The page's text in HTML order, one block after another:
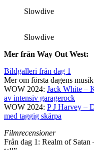
Slowdive
Slowdive
Mer från Way Out West:
Bildgalleri från dag 1
Mer om första dagens
WOW 2024: Jack White –
av intensiv garagerock
WOW 2024: P J Harvey –
med taggig skärpa
Filmrecensioner
Från dag 1: Realm of Satan